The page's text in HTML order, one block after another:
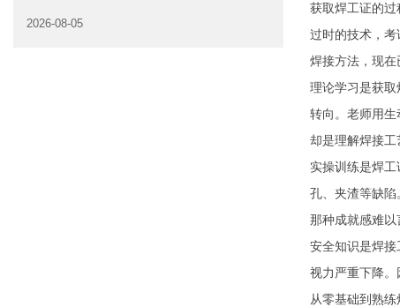
2026-08-05
获取焊工证的
过时的技术，
焊接方法，现在
理论学习是获
转向。老师用
却是理解焊接工
实操训练是焊
孔、夹渣等缺
那种成就感难以
安全知识是焊
视力严重下降。
从零基础到熟